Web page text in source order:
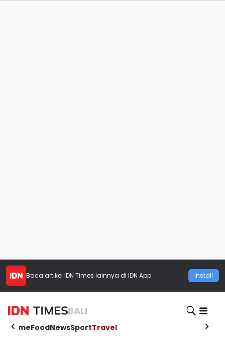
Baca artikel IDN Times lainnya di IDN App Install
BALI
HomeFoodNewsSportTravel